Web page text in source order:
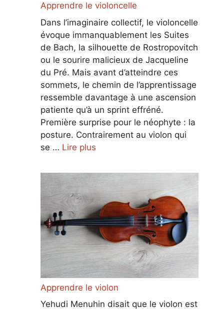
Apprendre le violoncelle
Dans l’imaginaire collectif, le violoncelle
évoque immanquablement les Suites
de Bach, la silhouette de Rostropovitch
ou le sourire malicieux de Jacqueline
du Pré. Mais avant d’atteindre ces
sommets, le chemin de l’apprentissage
ressemble davantage à une ascension
patiente qu’à un sprint effréné.
Première surprise pour le néophyte : la
posture. Contrairement au violon qui
se … Lire plus
Apprendre le violon
Yehudi Menuhin disait que le violon est